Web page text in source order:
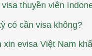
thuyền viên
có cần visa không?
xin evisa Việt Nam